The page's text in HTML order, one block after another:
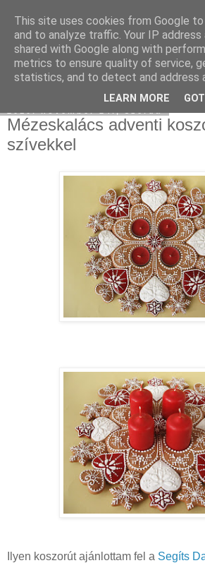
Moha Konyha
Mézeskalács adventi
szívekkel
Ilyen koszorút ajánlottam fel a Segíts
This site uses cookies from Google
and to analyze traffic. Your IP address
shared with Google along with
metrics to ensure quality of service,
statistics, and to detect and address
LEARN MORE